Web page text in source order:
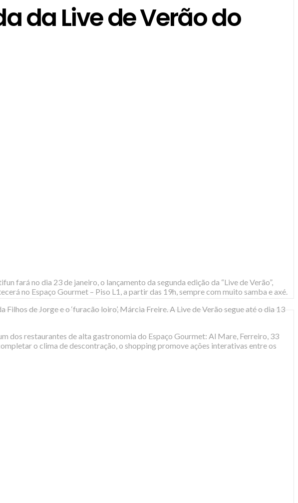
da Live de Verão do
fará no dia 23 de janeiro, o lançamento da segunda edição da “Live de Verão”,
no Espaço Gourmet – Piso L1, a partir das 19h, sempre com muito samba e axé.
de Jorge e o ‘furacão loiro’, Márcia Freire. A Live de Verão segue até o dia 13
dos restaurantes de alta gastronomia do Espaço Gourmet: Al Mare, Ferreiro, 33
o clima de descontração, o shopping promove ações interativas entre os